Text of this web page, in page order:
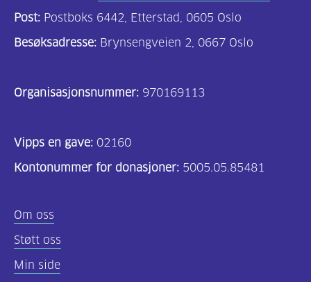
Post: Postboks 6442, Etterstad, 0605 Oslo
Besøksadresse: Brynsengveien 2, 0667 Oslo
Organisasjonsnummer: 970169113
Vipps en gave: 02160
Kontonummer for donasjoner: 5005.05.85481
Om oss
Støtt oss
Min side